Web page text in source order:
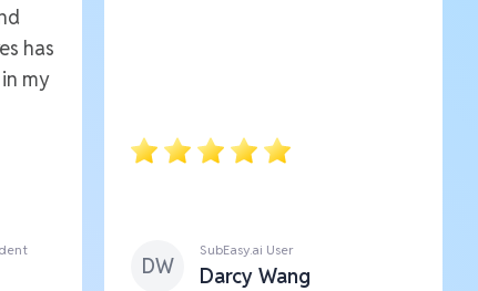
has
my
DW
SubEasy.ai User
Darcy Wang